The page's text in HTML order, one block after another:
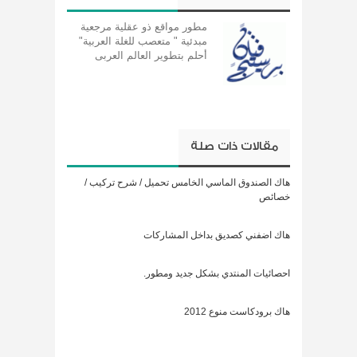
مطور مواقع ذو عقلية مرجعية
مبدئية " متعصب للغلة العربية"
أحلم بتطوير العالم العربى
مقالات ذات صلة
هاك الصندوق الماسي الخامس تحميل / شرح تركيب /
خصائص
هاك اضفني كصديق بداخل المشاركات
احصائيات المنتدي بشكل جديد ومطور.
هاك برودكاست منوع 2012